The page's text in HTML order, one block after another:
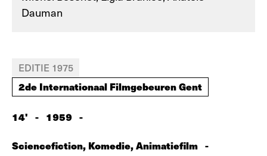
Dauman
EDITIE 1975
2de Internationaal Filmgebeuren Gent
14' - 1959 -
Sciencefiction, Komedie, Animatiefilm -